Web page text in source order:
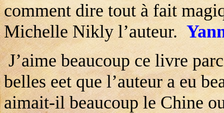
comment dire tout à fait
Michelle Nikly l’auteur.
J’aime beaucoup ce livre
belles eet que l’auteur a eu
aimait-il beaucoup le Chine